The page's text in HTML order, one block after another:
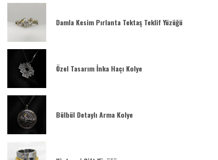
Damla Kesim Pırlanta Tektaş Teklif Yüzüğü
Özel Tasarım İnka Haçı Kolye
Bülbül Detaylı Arma Kolye